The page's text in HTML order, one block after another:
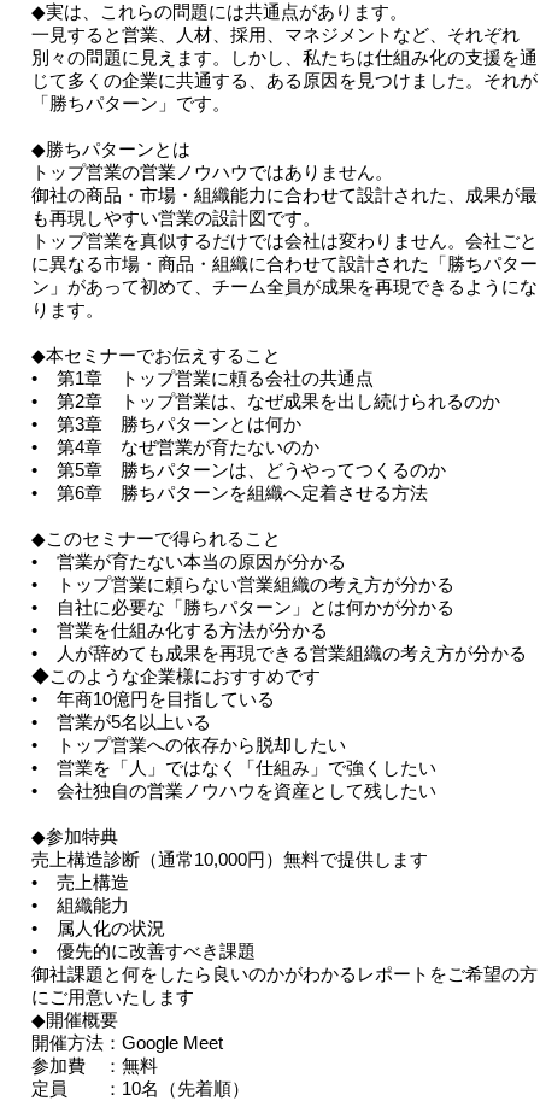
◆実は、これらの問題には共通点があります。
一見すると営業、人材、採用、マネジメントなど、それぞれ
別々の問題に見えます。しかし、私たちは仕組み化の支援を通
じて多くの企業に共通する、ある原因を見つけました。それが
「勝ちパターン」です。
◆勝ちパターンとは
トップ営業の営業ノウハウではありません。
御社の商品・市場・組織能力に合わせて設計された、成果が最
も再現しやすい営業の設計図です。
トップ営業を真似するだけでは会社は変わりません。会社ごと
に異なる市場・商品・組織に合わせて設計された「勝ちパター
ン」があって初めて、チーム全員が成果を再現できるようにな
ります。
◆本セミナーでお伝えすること
• 第1章 トップ営業に頼る会社の共通点
• 第2章 トップ営業は、なぜ成果を出し続けられるのか
• 第3章 勝ちパターンとは何か
• 第4章 なぜ営業が育たないのか
• 第5章 勝ちパターンは、どうやってつくるのか
• 第6章 勝ちパターンを組織へ定着させる方法
◆このセミナーで得られること
• 営業が育たない本当の原因が分かる
• トップ営業に頼らない営業組織の考え方が分かる
• 自社に必要な「勝ちパターン」とは何かが分かる
• 営業を仕組み化する方法が分かる
• 人が辞めても成果を再現できる営業組織の考え方が分かる
◆このような企業様におすすめです
• 年商10億円を目指している
• 営業が5名以上いる
• トップ営業への依存から脱却したい
• 営業を「人」ではなく「仕組み」で強くしたい
• 会社独自の営業ノウハウを資産として残したい
◆参加特典
売上構造診断（通常10,000円）無料で提供します
• 売上構造
• 組織能力
• 属人化の状況
• 優先的に改善すべき課題
御社課題と何をしたら良いのかがわかるレポートをご希望の方
にご用意いたします
◆開催概要
開催方法：Google Meet
参加費 ：無料
定員 ：10名（先着順）